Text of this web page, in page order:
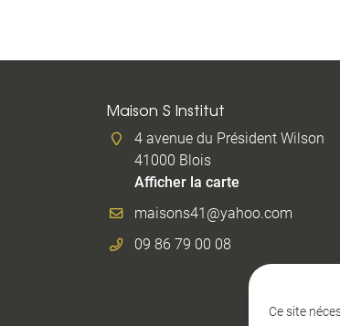
Maison S Institut
4 avenue du Président Wilson
41000 Blois
Afficher la carte
09 86 79 00 08
Ce site